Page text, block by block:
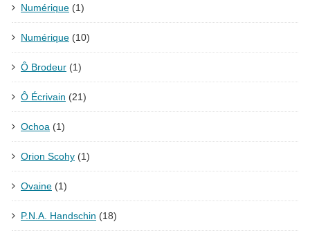
Numérique (1)
Numérique (10)
Ô Brodeur (1)
Ô Écrivain (21)
Ochoa (1)
Orion Scohy (1)
Ovaine (1)
P.N.A. Handschin (18)